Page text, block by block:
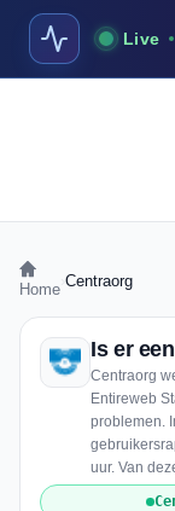
Live
Home Centraorg
Is er
Centraorg
Entireweb
problemen.
uur. Van